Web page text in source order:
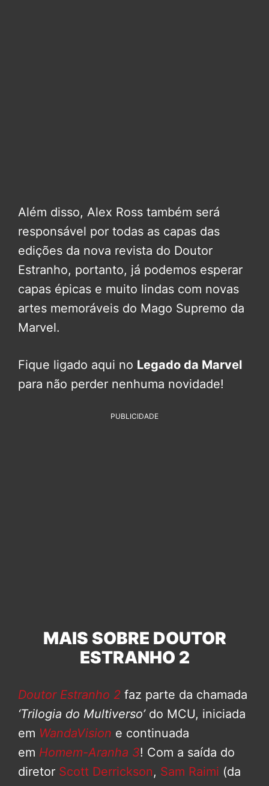
Além disso, Alex Ross também será
responsável por todas as capas das
edições da nova revista do Doutor
Estranho, portanto, já podemos esperar
capas épicas e muito lindas com novas
artes memoráveis do Mago Supremo da
Marvel.
Fique ligado aqui no Legado da Marvel
para não perder nenhuma novidade!
PUBLICIDADE
MAIS SOBRE DOUTOR
ESTRANHO 2
Doutor Estranho 2 faz parte da chamada
‘Trilogia do Multiverso’do MCU, iniciada
em WandaVision e continuada
em Homem-Aranha 3! Com a saída do
diretor Scott Derrickson, Sam Raimi (da